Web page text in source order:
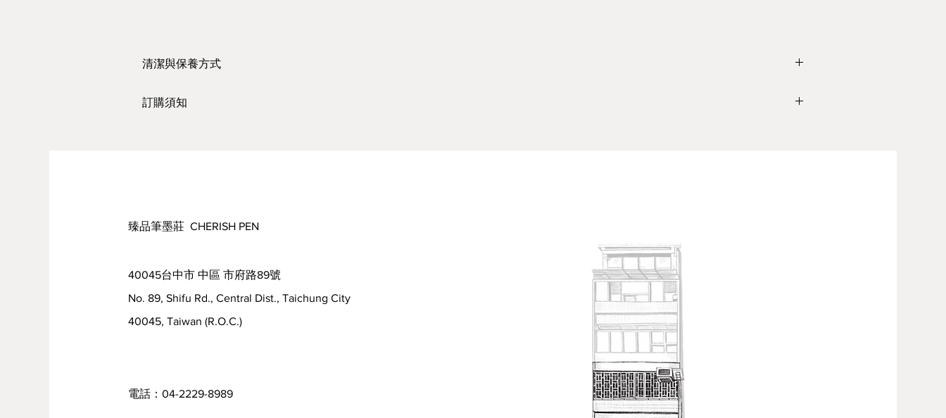
清潔與保養方式
訂購須知
●如有疑問，請與我們聯繫，謝謝。
臻品筆墨莊 CHERISH PEN
40045台中市 中區 市府路89號
No. 89, Shifu Rd., Central Dist., Taichung City
40045, Taiwan (R.O.C.)
電話：04-2229-8989